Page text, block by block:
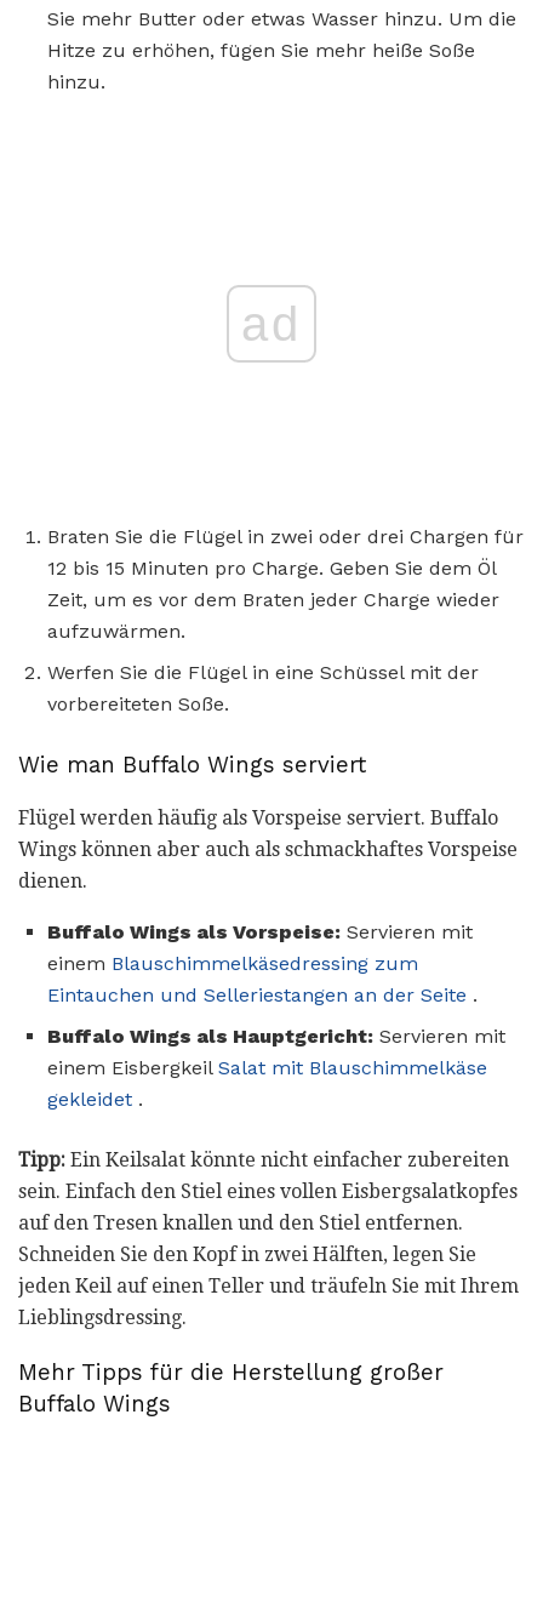
Sie mehr Butter oder etwas Wasser hinzu. Um die
Hitze zu erhöhen, fügen Sie mehr heiße Soße
hinzu.
ad
Braten Sie die Flügel in zwei oder drei Chargen für
12 bis 15 Minuten pro Charge. Geben Sie dem Öl
Zeit, um es vor dem Braten jeder Charge wieder
aufzuwärmen.
Werfen Sie die Flügel in eine Schüssel mit der
vorbereiteten Soße.
Wie man Buffalo Wings serviert
Flügel werden häufig als Vorspeise serviert. Buffalo
Wings können aber auch als schmackhaftes Vorspeise
dienen.
Buffalo Wings als Vorspeise: Servieren mit
einem Blauschimmelkäsedressing zum
Eintauchen und Selleriestangen an der Seite .
Buffalo Wings als Hauptgericht: Servieren mit
einem Eisbergkeil Salat mit Blauschimmelkäse
gekleidet .
Tipp: Ein Keilsalat könnte nicht einfacher zubereiten
sein. Einfach den Stiel eines vollen Eisbergsalatkopfes
auf den Tresen knallen und den Stiel entfernen.
Schneiden Sie den Kopf in zwei Hälften, legen Sie
jeden Keil auf einen Teller und träufeln Sie mit Ihrem
Lieblingsdressing.
Mehr Tipps für die Herstellung großer
Buffalo Wings